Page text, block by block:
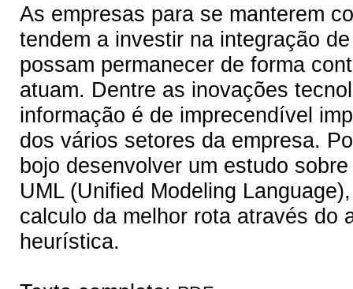
As empresas para se manterem
tendem a investir na integração
possam permanecer de forma
atuam. Dentre as inovações
informação é de imprecendível
dos vários setores da empresa.
bojo desenvolver um estudo
UML (Unified Modeling
calculo da melhor rota através do
heurística.